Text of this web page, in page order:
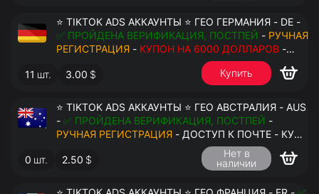
⭐ TIKTOK ADS АККАУНТЫ ⭐ ГЕО ГЕРМАНИЯ - DE -
✅ ПРОЙДЕНА ВЕРИФИКАЦИЯ, ПОСТПЕЙ - РУЧНАЯ
РЕГИСТРАЦИЯ - КУПОН НА 6000 ДОЛЛАРОВ -
ДОСТУП К ПОЧТЕ - КУКИ - ВАТ ЗАПОЛНЕН -
ПЕРЕДАЧА В АНТИДЕТЕКТ
11 шт. 3.00 $ Купить
⭐ TIKTOK ADS АККАУНТЫ ⭐ ГЕО АВСТРАЛИЯ - AUS
- ✅ ПРОЙДЕНА ВЕРИФИКАЦИЯ, ПОСТПЕЙ -
РУЧНАЯ РЕГИСТРАЦИЯ - ДОСТУП К ПОЧТЕ - КУКИ
- ВАТ ЗАПОЛНЕН - ПЕРЕДАЧА В АНТИДЕТЕКТ
0 шт. 2.50 $
Нет в
наличии